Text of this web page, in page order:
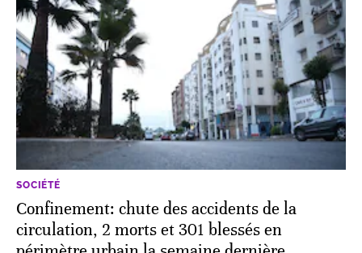
SOCIÉTÉ
Confinement: chute des accidents de la
circulation, 2 morts et 301 blessés en